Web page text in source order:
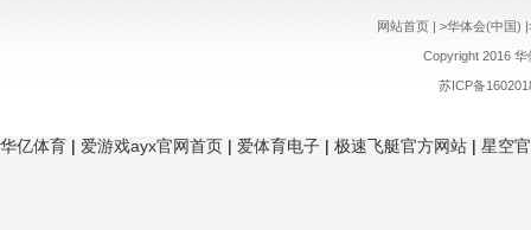
网站首页| >华体会(中国)
Copyright 2016
苏ICP备
华亿体育 | 爱游戏ayx官网首页 | 爱体育电子 | 极速飞艇官方网站 | 星空